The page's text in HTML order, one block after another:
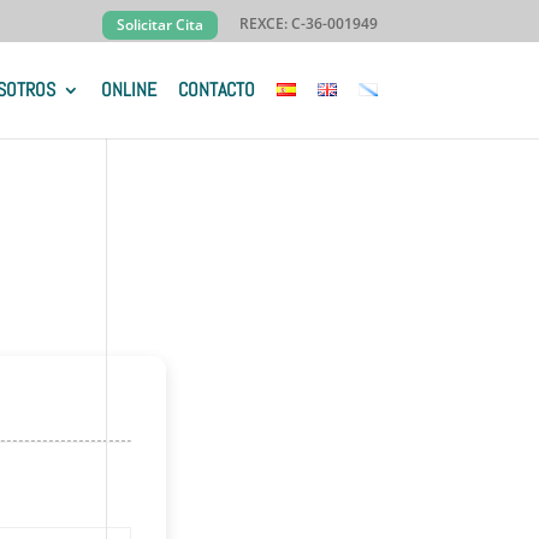
Solicitar Cita REXCE: C-36-001949
ONLINE CONTACTO